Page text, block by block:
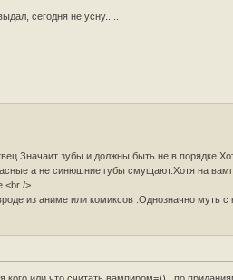
сегодня не усну.....
зубы и должны быть не в
а не синюшние губы смущают.Хотя на
/>
из аниме или комиксов .Однозначно муть с